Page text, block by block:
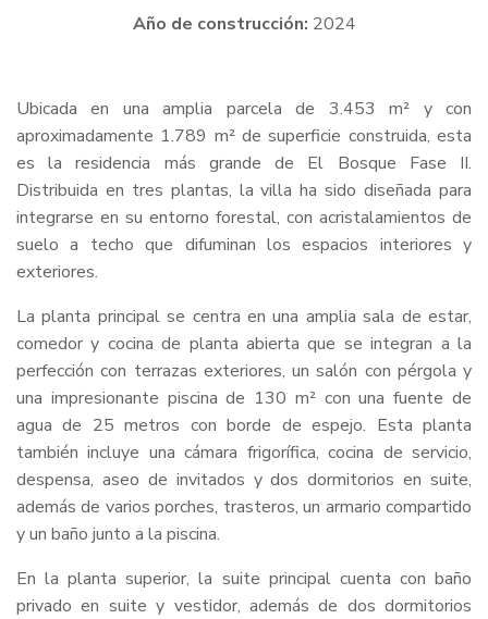
Año de construcción: 2024
Ubicada en una amplia parcela de 3.453 m² y con
aproximadamente 1.789 m² de superficie construida, esta
es la residencia más grande de El Bosque Fase II.
Distribuida en tres plantas, la villa ha sido diseñada para
integrarse en su entorno forestal, con acristalamientos de
suelo a techo que difuminan los espacios interiores y
exteriores.
La planta principal se centra en una amplia sala de estar,
comedor y cocina de planta abierta que se integran a la
perfección con terrazas exteriores, un salón con pérgola y
una impresionante piscina de 130 m² con una fuente de
agua de 25 metros con borde de espejo. Esta planta
también incluye una cámara frigorífica, cocina de servicio,
despensa, aseo de invitados y dos dormitorios en suite,
además de varios porches, trasteros, un armario compartido
y un baño junto a la piscina.
En la planta superior, la suite principal cuenta con baño
privado en suite y vestidor, además de dos dormitorios